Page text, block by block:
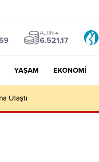
ALTIN
6.521,17
YAŞAM EKONOMI
Oldu